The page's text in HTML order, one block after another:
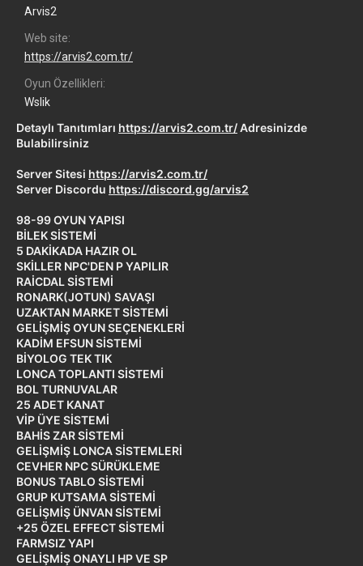
Arvis2
Web site
https://arvis2.com.tr/
Oyun Özellikleri
Wslik
Detaylı Tanıtımları https://arvis2.com.tr/Adresinizde
Bulabilirsiniz
Server Sitesi https://arvis2.com.tr/
Server Discordu https://discord.gg/arvis2
98-99 OYUN YAPISI
BİLEK SİSTEMİ
5 DAKİKADA HAZIR OL
SKİLLER NPC'DEN P YAPILIR
RAİCDAL SİSTEMİ
RONARK(JOTUN) SAVAŞI
UZAKTAN MARKET SİSTEMİ
GELİŞMİŞ OYUN SEÇENEKLERİ
KADİM EFSUN SİSTEMİ
BİYOLOG TEK TIK
LONCA TOPLANTI SİSTEMİ
BOL TURNUVALAR
25 ADET KANAT
VİP ÜYE SİSTEMİ
BAHİS ZAR SİSTEMİ
GELİŞMİŞ LONCA SİSTEMLERİ
CEVHER NPC SÜRÜKLEME
BONUS TABLO SİSTEMİ
GRUP KUTSAMA SİSTEMİ
GELİŞMİŞ ÜNVAN SİSTEMİ
+25 ÖZEL EFFECT SİSTEMİ
FARMSIZ YAPI
GELİŞMİŞ ONAYLI HP VE SP